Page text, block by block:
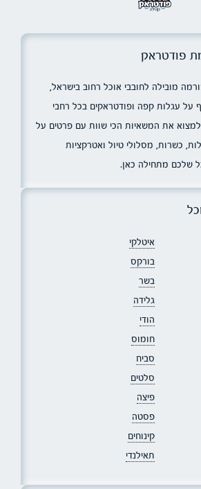
פודטראק
מובילה לחובבי אוכל רחוב בישראל,
עגלות קפה ופודטראקים בכל רחבי
את המשאיות הכי שוות עם פרטים על
כשרות, מסלולי טיול ואטרקציות
שלכם מתחילה כאן.
איטלקי
בורקס
בשר
גלידה
הודי
חומוס
סביח
סלטים
פיצה
פסטה
קינוחים
תאילנדי